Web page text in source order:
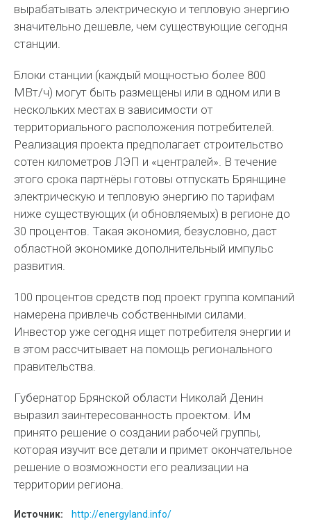
вырабатывать электрическую и тепловую энергию
значительно дешевле, чем существующие сегодня
станции.
Блоки станции (каждый мощностью более 800
МВт/ч) могут быть размещены или в одном или в
нескольких местах в зависимости от
территориального расположения потребителей.
Реализация проекта предполагает строительство
сотен километров ЛЭП и «централей». В течение
этого срока партнёры готовы отпускать Брянщине
электрическую и тепловую энергию по тарифам
ниже существующих (и обновляемых) в регионе до
30 процентов. Такая экономия, безусловно, даст
областной экономике дополнительный импульс
развития.
100 процентов средств под проект группа компаний
намерена привлечь собственными силами.
Инвестор уже сегодня ищет потребителя энергии и
в этом рассчитывает на помощь регионального
правительства.
Губернатор Брянской области Николай Денин
выразил заинтересованность проектом. Им
принято решение о создании рабочей группы,
которая изучит все детали и примет окончательное
решение о возможности его реализации на
территории региона.
Источник: http://energyland.info/